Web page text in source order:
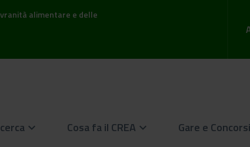
alimentare e delle
keyboard_arrow_down Cosa fa il CREA keyboard_arrow_down Gare e Concorsi